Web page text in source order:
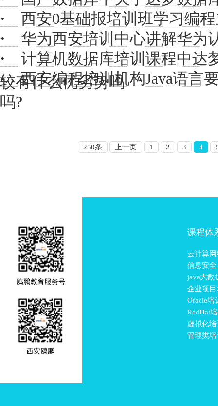
· 西安0基础报培训班学习编
· 华为西安培训中心讲解华为
· 计算机数据库培训课程中达
较有什么优劣势吗
·西安编程培训机构Java语言
吗?
250条 上一页 1 2 3 4
课程体
云计算
信息安全
java大数
企业项目
Oracle培
RedHat
虚拟化培
管理类培